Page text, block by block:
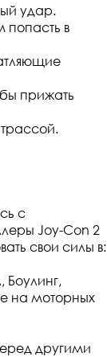
удар.
попасть в
прижать
с
Joy-Con 2
свои силы в:
Боулинг,
на моторных
другими